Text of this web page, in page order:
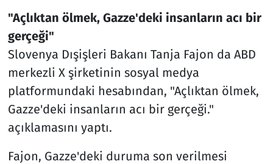
"Açlıktan ölmek, Gazze'deki insanların acı bir
gerçeği"
Slovenya Dışişleri Bakanı Tanja Fajon da ABD
merkezli X şirketinin sosyal medya
platformundaki hesabından, "Açlıktan ölmek,
Gazze'deki insanların acı bir gerçeği."
açıklamasını yaptı.
Fajon, Gazze'deki duruma son verilmesi